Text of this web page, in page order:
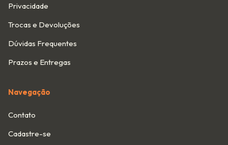
Privacidade
Trocas e Devoluções
Dúvidas Frequentes
Prazos e Entregas
Navegação
Contato
Cadastre-se